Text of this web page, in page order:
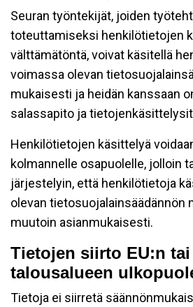
Seuran työntekijät, joiden
toteuttamiseksi henkilötietojen
välttämätöntä, voivat käsitellä
voimassa olevan
mukaisesti ja heidän kanssaan
salassapito ja
Henkilötietojen käsittelyä
kolmannelle osapuolelle, jolloin
järjestelyin, että henkilötietoja
olevan tietosuojalainsäädännön
muutoin asianmukaisesti.
Tietojen siirto EU:n
talousalueen
Tietoja ei siirretä